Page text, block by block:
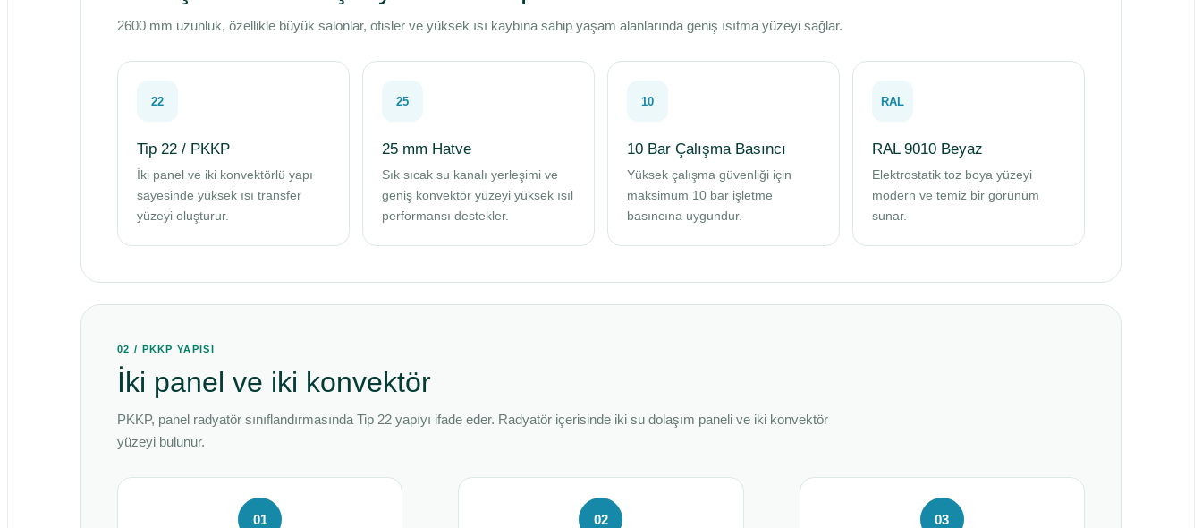
2600 mm uzunluk, özellikle büyük salonlar, ofisler ve yüksek ısı kaybına sahip yaşam alanlarında geniş ısıtma yüzeyi sağlar.
22
Tip 22 / PKKP
İki panel ve iki konvektörlü yapı
sayesinde yüksek ısı transfer
yüzeyi oluşturur.
25
25 mm Hatve
Sık sıcak su kanalı yerleşimi ve
geniş konvektör yüzeyi yüksek ısıl
performansı destekler.
10
10 Bar Çalışma Basıncı
Yüksek çalışma güvenliği için
maksimum 10 bar işletme
basıncına uygundur.
RAL
RAL 9010 Beyaz
Elektrostatik toz boya yüzeyi
modern ve temiz bir görünüm
sunar.
02 / PKKP YAPISI
İki panel ve iki konvektör
PKKP, panel radyatör sınıflandırmasında Tip 22 yapıyı ifade eder. Radyatör içerisinde iki su dolaşım paneli ve iki konvektör
yüzeyi bulunur.
01 02 03